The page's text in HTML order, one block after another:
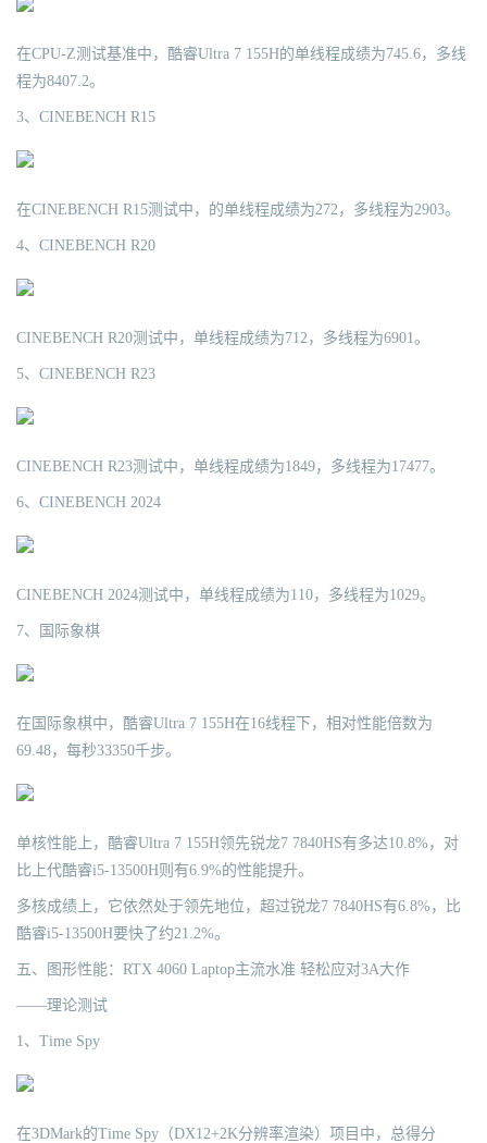
在CPU-Z测试基准中，酷睿Ultra 7 155H的单线程成绩为745.6，多线
程为8407.2。
3、CINEBENCH R15
在CINEBENCH R15测试中，的单线程成绩为272，多线程为2903。
4、CINEBENCH R20
CINEBENCH R20测试中，单线程成绩为712，多线程为6901。
5、CINEBENCH R23
CINEBENCH R23测试中，单线程成绩为1849，多线程为17477。
6、CINEBENCH 2024
CINEBENCH 2024测试中，单线程成绩为110，多线程为1029。
7、国际象棋
在国际象棋中，酷睿Ultra 7 155H在16线程下，相对性能倍数为
69.48，每秒33350千步。
单核性能上，酷睿Ultra 7 155H领先锐龙7 7840HS有多达10.8%，对
比上代酷睿i5-13500H则有6.9%的性能提升。
多核成绩上，它依然处于领先地位，超过锐龙7 7840HS有6.8%，比
酷睿i5-13500H要快了约21.2%。
五、图形性能：RTX 4060 Laptop主流水准 轻松应对3A大作
——理论测试
1、Time Spy
在3DMark的Time Spy（DX12+2K分辨率渲染）项目中，总得分